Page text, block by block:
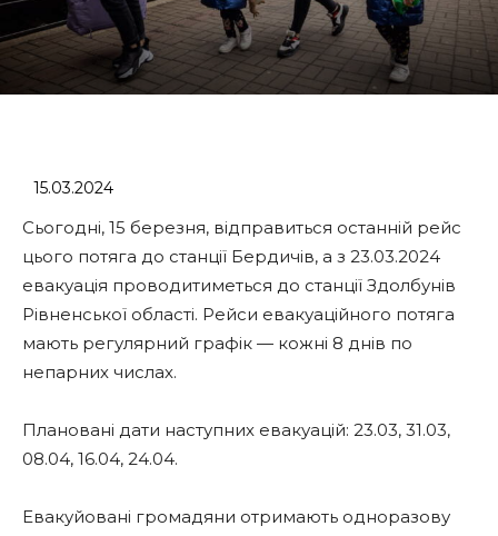
15.03.2024
Сьогодні, 15 березня, відправиться останній рейс
цього потяга до станції Бердичів, а з 23.03.2024
евакуація проводитиметься до станції Здолбунів
Рівненської області. Рейси евакуаційного потяга
мають регулярний графік — кожні 8 днів по
непарних числах.
Плановані дати наступних евакуацій: 23.03, 31.03,
08.04, 16.04, 24.04.
Евакуйовані громадяни отримають одноразову